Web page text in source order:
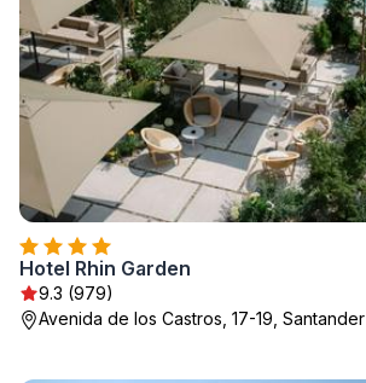
Hotel Rhin Garden
9.3 (979)
Avenida de los Castros, 17-19, Santander